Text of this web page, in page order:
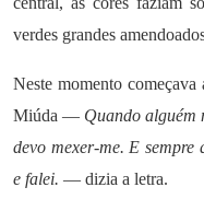
verdes grandes
Neste momento começava
Miúda — Quando alguém
devo mexer-me. E
e falei. — dizia a letra.